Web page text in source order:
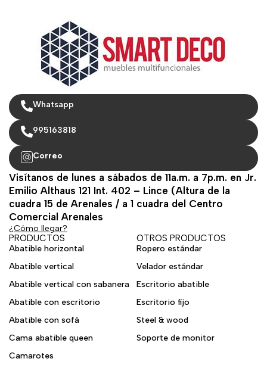
Whatsapp
995163818
Correo
Visítanos de lunes a sábados de 11a.m. a 7p.m. en Jr.
Emilio Althaus 121 Int. 402 – Lince (Altura de la
cuadra 15 de Arenales / a 1 cuadra del Centro
Comercial Arenales
¿Cómo llegar?
PRODUCTOS
Abatible horizontal
Abatible vertical
Abatible vertical con sabanera
Abatible con escritorio
Abatible con sofá
Cama abatible queen
Camarotes
OTROS PRODUCTOS
Ropero estándar
Velador estándar
Escritorio abatible
Escritorio fijo
Steel & wood
Soporte de monitor